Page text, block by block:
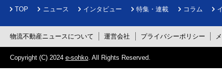
TOP ニュース インタビュー 特集・連載 コラム
物流不動産ニュースについて 運営会社 プライバシーポリシー
Copyright (C) 2024 e-sohko. All Rights Reserved.